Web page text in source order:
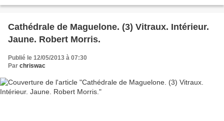
Cathédrale de Maguelone. (3) Vitraux. Intérieur.
Jaune. Robert Morris.
Publié le 12/05/2013 à 07:30
Par chriswac